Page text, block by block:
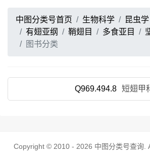
中图分类号首页 生物科学 昆虫学
有翅亚纲
鞘翅目 多食亚目
图书分类
Q969.494.8 短翅甲
Copyright © 2010 - 2026 中图分类号查询